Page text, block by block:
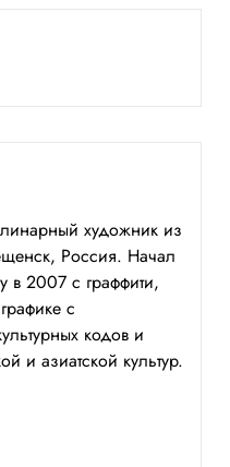
художник из
Россия. Начал
в 2007 с граффити,
с
кодов и
и азиатской культур.